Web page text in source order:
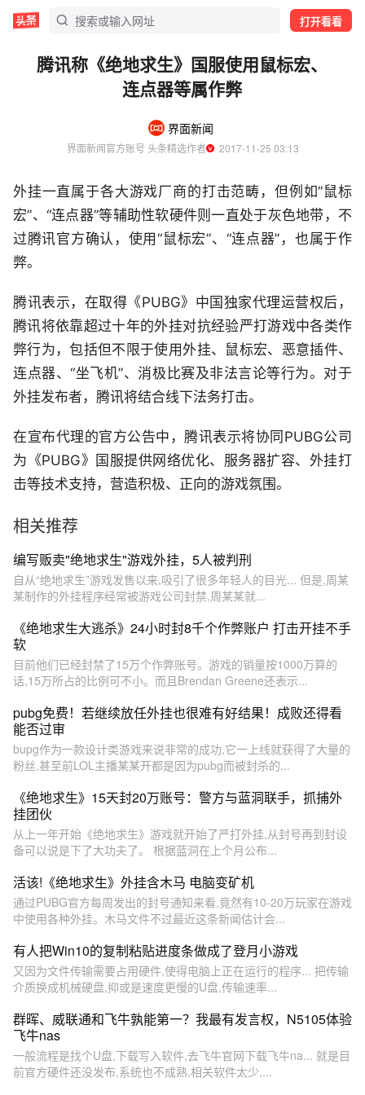
打开看看
腾讯称《绝地求生》国服使用鼠标宏、
连点器等属作弊
界面新闻
界面新闻官方账号 头条精选作者
  2017-11-25 03:13
外挂一直属于各大游戏厂商的打击范畴，但例如“鼠标
宏”、“连点器”等辅助性软硬件则一直处于灰色地带，不
过腾讯官方确认，使用“鼠标宏”、“连点器”，也属于作
弊。
腾讯表示，在取得《PUBG》中国独家代理运营权后，
腾讯将依靠超过十年的外挂对抗经验严打游戏中各类作
弊行为，包括但不限于使用外挂、鼠标宏、恶意插件、
连点器、“坐飞机”、消极比赛及非法言论等行为。对于
外挂发布者，腾讯将结合线下法务打击。
在宣布代理的官方公告中，腾讯表示将协同PUBG公司
为《PUBG》国服提供网络优化、服务器扩容、外挂打
击等技术支持，营造积极、正向的游戏氛围。
相关推荐
编写贩卖"绝地求生"游戏外挂，5人被判刑
自从“绝地求生”游戏发售以来,吸引了很多年轻人的目光... 但是,周某
某制作的外挂程序经常被游戏公司封禁,周某某就...
《绝地求生大逃杀》24小时封8千个作弊账户 打击开挂不手
软
目前他们已经封禁了15万个作弊账号。游戏的销量按1000万算的
话,15万所占的比例可不小。而且Brendan Greene还表示...
pubg免费！若继续放任外挂也很难有好结果！成败还得看
能否过审
bupg作为一款设计类游戏来说非常的成功,它一上线就获得了大量的
粉丝,甚至前LOL主播某某开都是因为pubg而被封杀的...
《绝地求生》15天封20万账号：警方与蓝洞联手，抓捕外
挂团伙
从上一年开始《绝地求生》游戏就开始了严打外挂,从封号再到封设
备可以说是下了大功夫了。 根据蓝洞在上个月公布...
活该!《绝地求生》外挂含木马 电脑变矿机
通过PUBG官方每周发出的封号通知来看,竟然有10-20万玩家在游戏
中使用各种外挂。木马文件不过最近这条新闻估计会...
有人把Win10的复制粘贴进度条做成了登月小游戏
又因为文件传输需要占用硬件,使得电脑上正在运行的程序... 把传输
介质换成机械硬盘,抑或是速度更慢的U盘,传输速率...
群晖、威联通和飞牛孰能第一？我最有发言权，N5105体验
飞牛nas
一般流程是找个U盘,下载写入软件,去飞牛官网下载飞牛na... 就是目
前官方硬件还没发布,系统也不成熟,相关软件太少,...